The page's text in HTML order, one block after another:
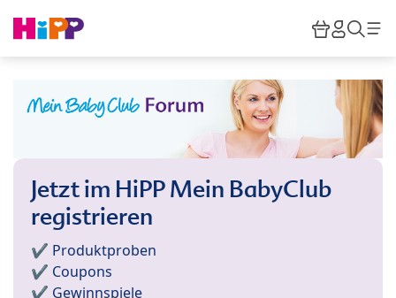
HiPP
Jetzt im HiPP Mein BabyClub
registrieren
✔️ Produktproben
✔️ Coupons
✔️ Gewinnspiele